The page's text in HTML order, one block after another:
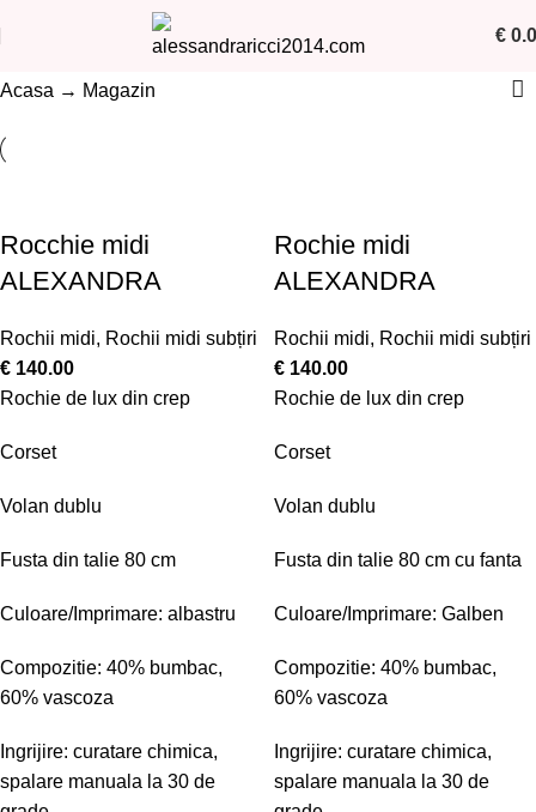
€
Acasa → Magazin
Rocchie midi
ALEXANDRA
Rochii midi, Rochii midi subțiri
€ 140.00
Rochie de lux din crep
Corset
Volan dublu
Fusta din talie 80 cm
Culoare/Imprimare: albastru
Compozitie: 40% bumbac,
60% vascoza
Ingrijire: curatare chimica,
spalare manuala la 30 de
Rochie midi
ALEXANDRA
Rochii midi, Rochii midi subțiri
€ 140.00
Rochie de lux din crep
Corset
Volan dublu
Fusta din talie 80 cm cu fanta
Culoare/Imprimare: Galben
Compozitie: 40% bumbac,
60% vascoza
Ingrijire: curatare chimica,
spalare manuala la 30 de